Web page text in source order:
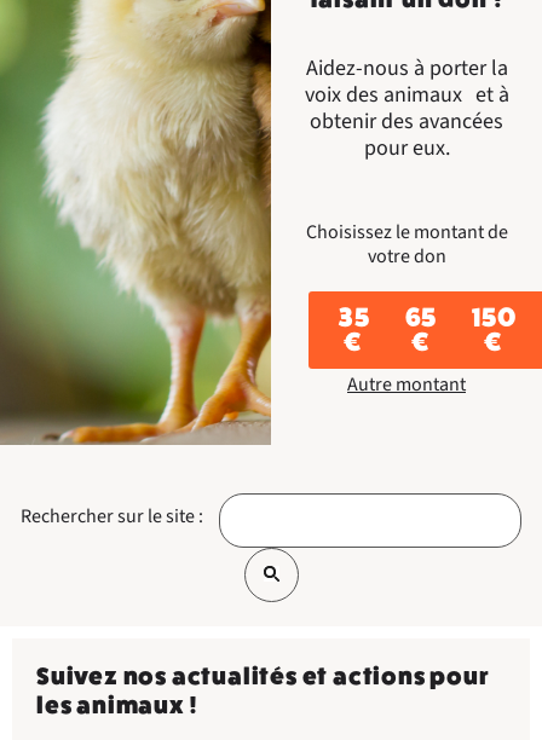
Aidez-nous à porter la
voix des animaux et à
obtenir des avancées
pour eux.
Choisissez le montant de
votre don
35
€
65
€
150
€
Autre montant
Rechercher sur le site :
Suivez nos actualités et actions pour
les animaux !